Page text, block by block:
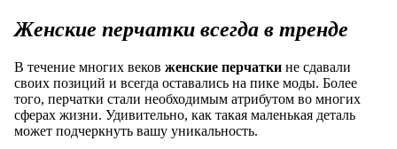
Женские перчатки всегда в тренде
В течение многих веков женские перчаткине сдавали
своих позиций и всегда оставались на пике моды. Более
того, перчатки стали необходимым атрибутом во многих
сферах жизни. Удивительно, как такая маленькая деталь
может подчеркнуть вашу уникальность.